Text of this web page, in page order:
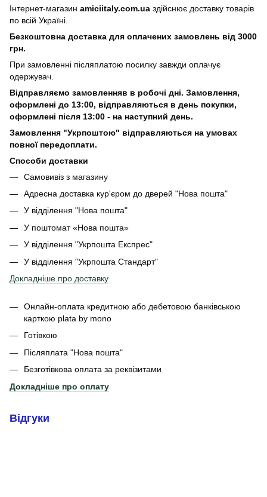
Інтернет-магазин amiciitaly.com.ua здійснює доставку товарів
по всій Україні.
Безкоштовна доставка для оплачених замовлень від 3000
грн.
При замовленні післяплатою посилку завжди оплачує
одержувач.
Відправляємо замовленняв в робочі дні. Замовлення,
оформлені до 13:00, відправляються в день покупки,
оформлені після 13:00 - на наступний день.
Замовлення "Укрпоштою" відправляються на умовах
повної передоплати.
Способи доставки
Самовивіз з магазину
Адресна доставка кур'єром до дверей "Нова пошта"
У відділення "Нова пошта"
У поштомат «Нова пошта»
У відділення "Укрпошта Експрес"
У відділення "Укрпошта Стандарт"
Докладніше про доставку
Онлайн-оплата кредитною або дебетовою банківською
карткою plata by mono
Готівкою
Післяплата "Нова пошта"
Безготівкова оплата за реквізитами
Докладніше про оплату
Відгуки